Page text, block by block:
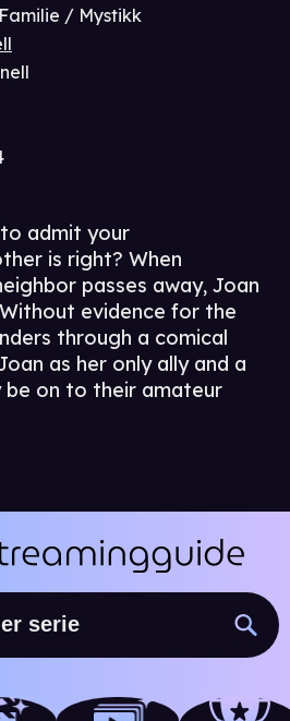
/ Mystikk
admit your
is right? When
passes away, Joan
evidence for the
through a comical
as her only ally and a
be on to their amateur